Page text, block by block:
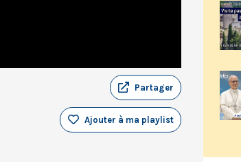
Partager
Ajouter à ma playlist